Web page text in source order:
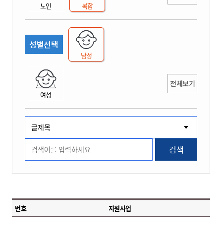
노인 복합
성별선택
남성
여성
전체보기
검색
번호 지원사업